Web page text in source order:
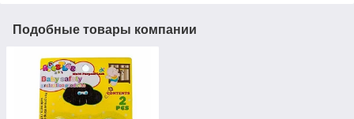
Подобные товары компании